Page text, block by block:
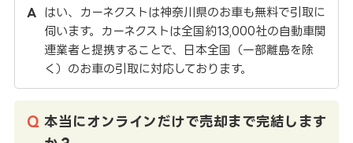
はい、カーネクストは神奈川県のお車も無料で引取に
伺います。カーネクストは全国約13,000社の自動車関
連業者と提携することで、日本全国（一部離島を除
く）のお車の引取に対応しております。
本当にオンラインだけで売却まで完結します